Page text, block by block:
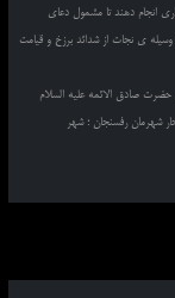
انجام دهند تا مشمول دعای
ی نجات از شدائد برزخ و قیامت
صادق الائمه علیه السلام
شهرمان رفسنجان ؛ شهر